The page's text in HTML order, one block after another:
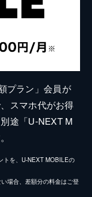
プラン」会員が
スマホ代がお得
途「U-NEXT M
トを、U-NEXT MOBILEの
場合、差額分の料金はご登